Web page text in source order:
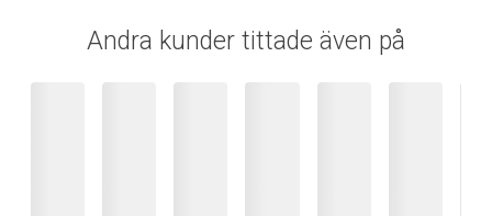
Andra kunder tittade även på